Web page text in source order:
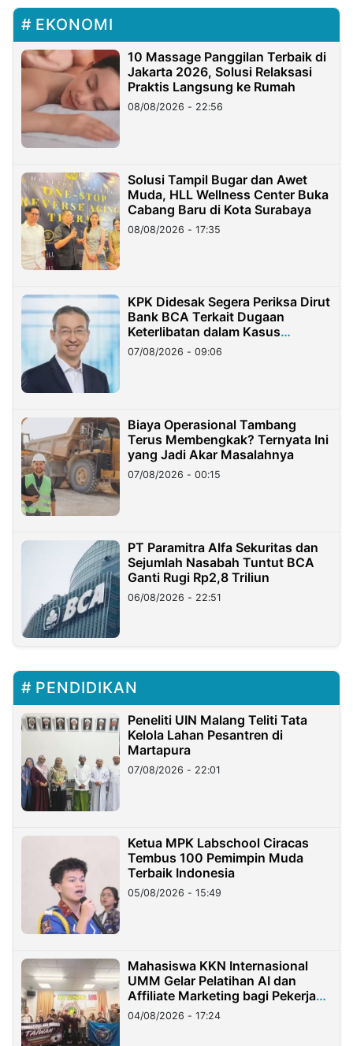
EKONOMI
10 Massage Panggilan Terbaik di
Jakarta 2026, Solusi Relaksasi
Praktis Langsung ke Rumah
08/08/2026 - 22:56
Solusi Tampil Bugar dan Awet
Muda, HLL Wellness Center Buka
Cabang Baru di Kota Surabaya
08/08/2026 - 17:35
KPK Didesak Segera Periksa Dirut
Bank BCA Terkait Dugaan
Keterlibatan dalam Kasus
Hilangnya Dana Nasabah Rp2,58
Miliar
07/08/2026 - 09:06
Biaya Operasional Tambang
Terus Membengkak? Ternyata Ini
yang Jadi Akar Masalahnya
07/08/2026 - 00:15
PT Paramitra Alfa Sekuritas dan
Sejumlah Nasabah Tuntut BCA
Ganti Rugi Rp2,8 Triliun
06/08/2026 - 22:51
PENDIDIKAN
Peneliti UIN Malang Teliti Tata
Kelola Lahan Pesantren di
Martapura
07/08/2026 - 22:01
Ketua MPK Labschool Ciracas
Tembus 100 Pemimpin Muda
Terbaik Indonesia
05/08/2026 - 15:49
Mahasiswa KKN Internasional
UMM Gelar Pelatihan AI dan
Affiliate Marketing bagi Pekerja
Migran Indonesia di Taiwan
04/08/2026 - 17:24